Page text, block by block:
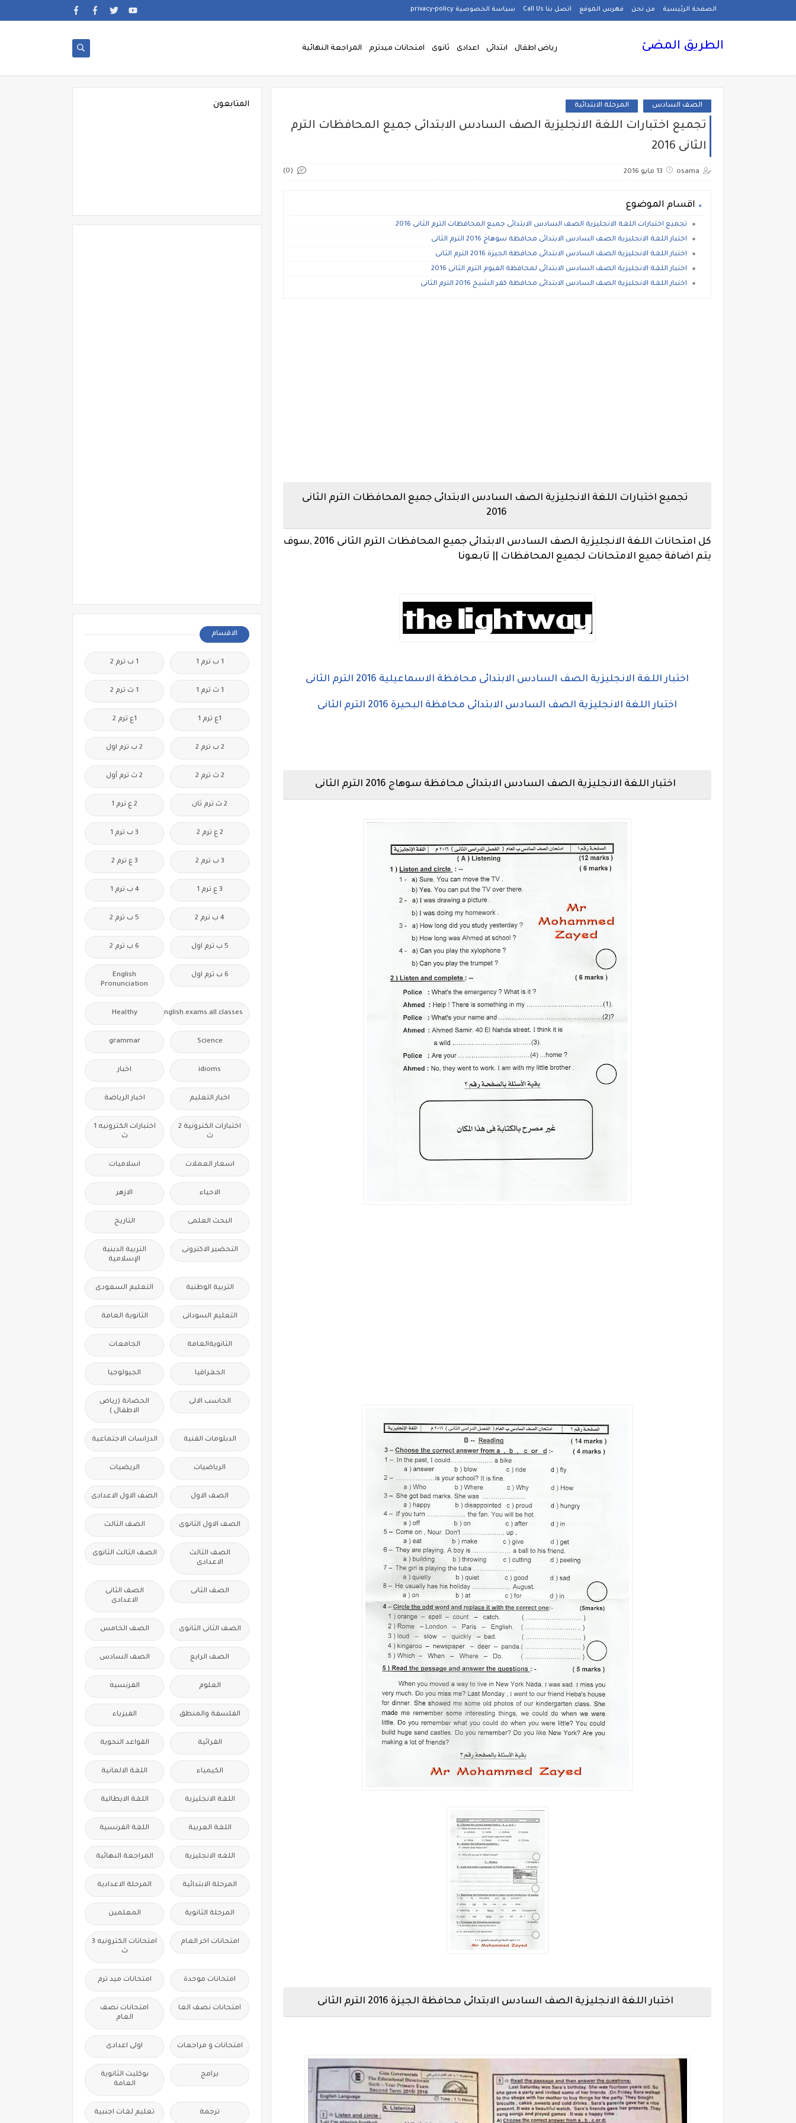
الصفحة الرئيسية من نحن فهرس الموقع اتصل بنا Call Us سياسة الخصوصية privacy-policy
الطريق المضئ رياض اطفال ابتدائى اعدادى ثانوى امتحانات ميدترم المراجعة النهائية
الصف السادس المرحلة الابتدائية
تجميع اختبارات اللغة الانجليزية الصف السادس الابتدائى جميع المحافظات الترم
الثانى 2016
osama 13 مايو 2016 (0)
اقسام الموضوع
تجميع اختبارات اللغة الانجليزية الصف السادس الابتدائى جميع المحافظات الترم الثانى 2016
اختبار اللغة الانجليزية الصف السادس الابتدائى محافظة سوهاج 2016 الترم الثانى
اختبار اللغة الانجليزية الصف السادس الابتدائى محافظة الجيزة 2016 الترم الثانى
اختبار اللغة الانجليزية الصف السادس الابتدائى لمحافظة الفيوم الترم الثانى 2016
اختبار اللغة الانجليزية الصف السادس الابتدائى محافظة كفر الشيخ 2016 الترم الثانى
تجميع اختبارات اللغة الانجليزية الصف السادس الابتدائى جميع المحافظات الترم الثانى
2016
كل امتحانات اللغة الانجليزية الصف السادس الابتدائى جميع المحافظات الترم الثانى 2016 ,
سوف
يتم اضافة جميع الامتحانات لجميع المحافظات || تابعونا
اختبار اللغة الانجليزية الصف السادس الابتدائى محافظة الاسماعيلية 2016 الترم الثانى
اختبار اللغة الانجليزية الصف السادس الابتدائى محافظة البحيرة 2016 الترم الثانى
اختبار اللغة الانجليزية الصف السادس الابتدائى محافظة سوهاج 2016 الترم الثانى
اختبار اللغة الانجليزية الصف السادس الابتدائى محافظة الجيزة 2016 الترم الثانى
المتابعون
الاقسام
1 ب ترم 1 1 ب ترم 2
1 ث ترم 1 1 ث ترم 2
1ع ترم 1 1ع ترم 2
2 ب ترم 2 2 ب ترم اول
2 ث ترم 2 2 ث ترم أول
2 ث ترم ثان 2 ع ترم 1
2 ع ترم 2 3 ب ترم 1
3 ب ترم 2 3 ع ترم 2
3 ع ترم 1 4 ب ترم 1
4 ب ترم 2 5 ب ترم 2
5 ب ترم اول 6 ب ترم 2
6 ب ترم اول
English
Pronunciation
Free.English.exams.all.classes
Healthy
Science
grammar
idioms اخبار
اخبار التعليم اخبار الرياضة
اختبارات الكترونية 2
ث
اختبارات الكترونيه 1
ث
اسعار العملات اسلاميات
الاحياء الازهر
البحث العلمى التاريخ
التحضير الاكترونى
التربية الدينية
الإسلامية
التربية الوطنية التعليم السعودى
التعليم السودانى الثانوية العامة
الثانويةالعامة الجامعات
الجغرافيا الجيولوجيا
الحاسب الالى
الحضانة (رياض
الاطفال )
الدبلومات الفنية الدراسات الاجتماعية
الرياضيات الريضيات
الصف الاول الصف الاول الاعدادى
الصف الاول الثانوى الصف الثالث
الصف الثالث
الاعدادى
الصف الثالث الثانوى
الصف الثانى
الصف الثانى
الاعدادى
الصف الثانى الثانوى الصف الخامس
الصف الرابع الصف السادس
العلوم الفرنسيه
الفلسفة والمنطق الفيزياء
القرائية القواعد النحوية
الكيمياء اللغة الالمانية
اللغة الانجليزية اللغة الايطالية
اللغة العربية اللغة الفرنسية
اللغه الانجليزية المراجعة النهائية
المرحلة الابتدائية المرحلة الاعدادية
المرحلة الثانوية المعلمين
امتحانات اخر العام
امتحانات الكترونيه 3
ث
امتحانات موحدة امتحانات ميد ترم
امتحانات نصف العا
امتحانات نصف
العام
امتحانات و مراجعات اولى اعدادى
برامج
بوكليت الثانوية
العامة
ترجمة تعليم لغات اجنبية